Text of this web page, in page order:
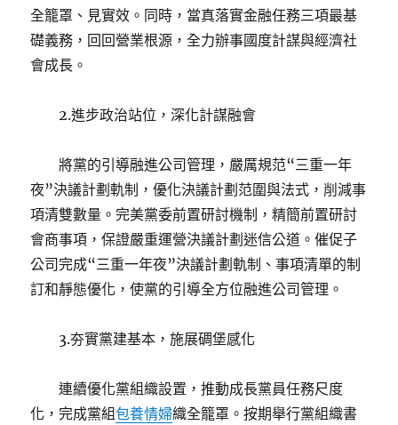
全籠罩、見實效。同時，當真落實金融任務三項最基
礎義務，回回營業根源，全力辦事國度計謀與經濟社
會成長。
2.進步政治站位，深化計謀融會
將黨的引導融進公司管理，嚴厲規范“三重一年
夜”決議計劃軌制，優化決議計劃范圍與法式，削減事
項清雙數量。完美黨委前置研討機制，精簡前置研討
會商事項，保證嚴重運營決議計劃迷信公道。催促子
公司完成“三重一年夜”決議計劃軌制、事項清單的制
訂和靜態優化，使黨的引導全方位融進公司管理。
3.夯實黨建基本，施展碉堡感化
連續優化黨組織設置，推動成長黨員任務尺度
化，完成黨組包養情婦織全籠罩。按期舉行黨組織書